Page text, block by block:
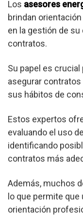
Los asesores
brindan
en la gestión de
contratos.
Su papel es crucial
asegurar
sus hábitos de
Estos expertos
evaluando el uso
identificando
contratos más
Además, muchos
lo que permite
orientación